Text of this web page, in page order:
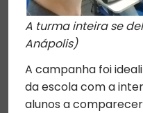
A turma inteira se
Anápolis)
A campanha foi
da escola com a
alunos a